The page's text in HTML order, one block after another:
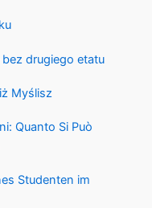
drugiego etatu
Myślisz
Quanto Si Può
Studenten im